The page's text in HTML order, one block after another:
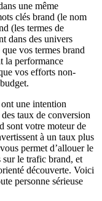
une même
clés brand (le nom
(les termes de
dans des univers
vos termes brand
la performance
vos efforts non-
une intention
taux de conversion
sont votre moteur de
à un taux plus
permet d’allouer le
sur le trafic brand, et
découverte. Voici
personne sérieuse